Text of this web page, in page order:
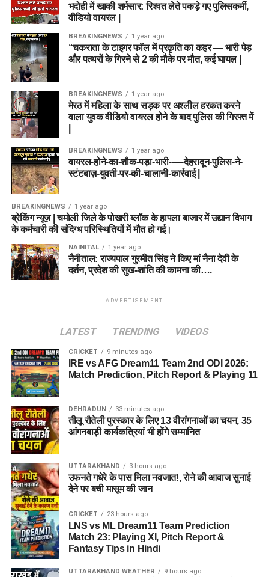
भदोही में खाकी शर्मसार: रिश्वत लेते पकड़े गए पुलिसकर्मी,
वीडियो वायरल |
BREAKINGNEWS 1 year ago
“चकराता के टाइगर फॉल में प्रकृति का कहर — भारी पेड़
और पत्थरों के गिरने से 2 की मौके पर मौत, कई घायल |
BREAKINGNEWS 1 year ago
मेरठ में महिला के साथ सड़क पर अश्लील हरकत करने
वाला युवक वीडियो वायरल होने के बाद पुलिस की गिरफ्त में
BREAKINGNEWS 1 year ago
वायरल-होने-का-शौक-पड़ा-भारी-—-देहरादून-पुलिस-ने-
स्टंटबाज़-युवती-पर-की-चालानी-कार्रवाई |
BREAKINGNEWS 1 year ago
ब्रेकिंग न्यूज़ | चमोली जिले के पोखरी ब्लॉक के हापला बाजार में उद्यान विभाग
के कर्मचारी की संदिग्ध परिस्थितियों में मौत हो गई।
NAINITAL 1 year ago
नैनीताल: राज्यपाल गुरमीत सिंह ने किए मां नैना देवी के
दर्शन, प्रदेश की सुख-शांति की कामना की….
ADVERTISEMENT
LATEST TRENDING VIDEOS
CRICKET 9 minutes ago
IRE vs AFG Dream11 Team 2nd ODI 2026:
Match Prediction, Pitch Report & Playing 11
DEHRADUN 33 minutes ago
तीलू रौतेली पुरस्कार के लिए 13 वीरांगनाओं का चयन, 35
आंगनबाड़ी कार्यकत्रियां भी होंगे सम्मानित
UTTARAKHAND 3 hours ago
उफनते गधेरे के पास मिला नवजात!, रोने की आवाज सुनाई
देने पर बची मासूम की जान
CRICKET 23 hours ago
LNS vs ML Dream11 Team Prediction
Match 23: Playing XI, Pitch Report &
Fantasy Tips in Hindi
UTTARAKHAND WEATHER 9 hours ago